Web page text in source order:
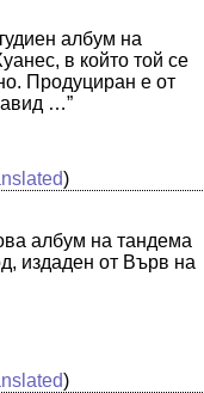
албум на
в който той се
Продуциран е от
…”
)
албум на тандема
издаден от Върв на
)